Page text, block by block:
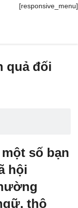
[responsive_menu]
quả đối
số bạn
hội
thô